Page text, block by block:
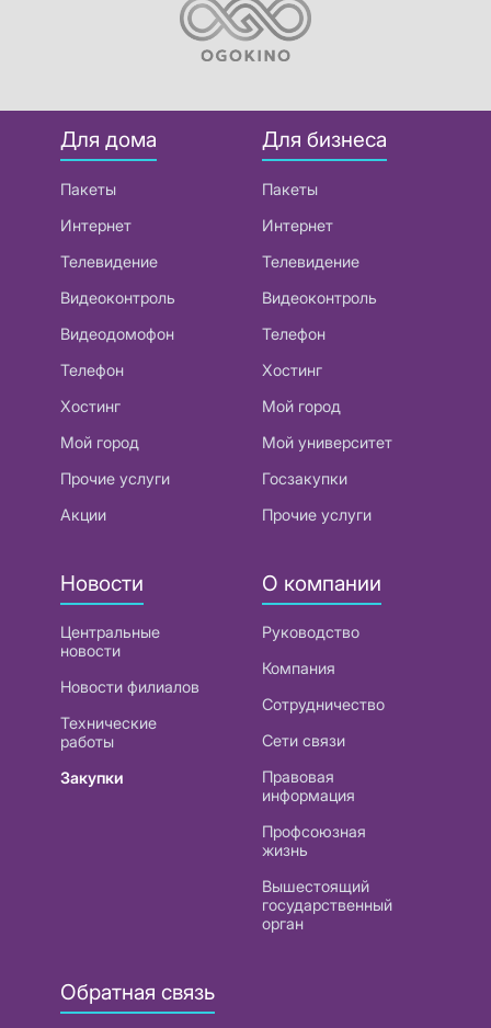
Для дома
Пакеты
Интернет
Телевидение
Видеоконтроль
Видеодомофон
Телефон
Хостинг
Мой город
Прочие услуги
Акции
Для бизнеса
Пакеты
Интернет
Телевидение
Видеоконтроль
Телефон
Хостинг
Мой город
Мой университет
Госзакупки
Прочие услуги
Новости
Центральные
новости
Новости филиалов
Технические
работы
Закупки
О компании
Руководство
Компания
Сотрудничество
Сети связи
Правовая
информация
Профсоюзная
жизнь
Вышестоящий
государственный
орган
Обратная связь